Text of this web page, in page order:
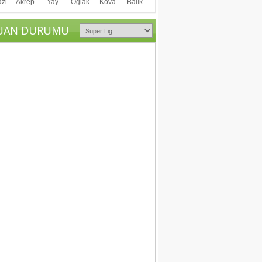
Akrep Yay Oğlak Kova Balık
DURUMU